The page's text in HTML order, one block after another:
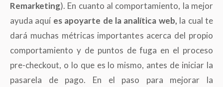
Remarketing). En cuanto al comportamiento, la mejor
ayuda aquí es apoyarte de la analítica web, la cual te
dará muchas métricas importantes acerca del propio
comportamiento y de puntos de fuga en el proceso
pre-checkout, o lo que es lo mismo, antes de iniciar la
pasarela de pago. En el paso para mejorar la